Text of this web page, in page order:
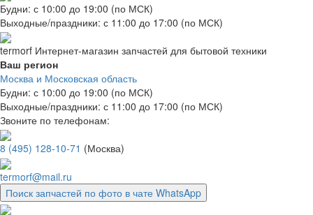
Будни: с 10:00 до 19:00 (по МСК)
Выходные/праздники: с 11:00 до 17:00 (по МСК)
termorf Интернет-магазин запчастей для бытовой техники
Ваш регион
Москва и Московская область
Будни: с 10:00 до 19:00 (по МСК)
Выходные/праздники: с 11:00 до 17:00 (по МСК)
Звоните по телефонам:
8 (495) 128-10-71 (Москва)
termorf@mail.ru
Поиск запчастей по фото в чате WhatsApp